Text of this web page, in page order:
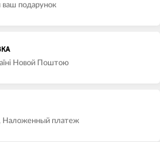
ваш подарунок
Новой Поштою
Наложенный платеж